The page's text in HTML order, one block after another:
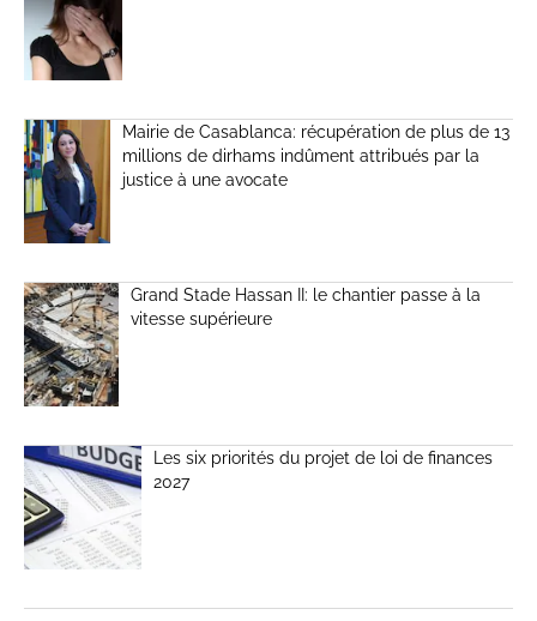
Mairie de Casablanca: récupération de plus de 13
millions de dirhams indûment attribués par la
justice à une avocate
Grand Stade Hassan II: le chantier passe à la
vitesse supérieure
Les six priorités du projet de loi de finances
2027